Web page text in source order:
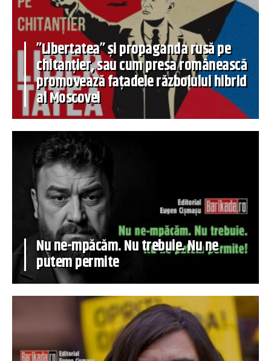
”Libertatea” și propaganda rusă pe
chitanțier, sau cum presa românească
promovează fațadele războiului hibrid
al Moscovei
Nu ne-mpăcăm. Nu trebuie. Nu ne
putem permite